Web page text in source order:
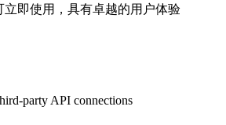
即使用，具有卓越的用户体验
party API connections